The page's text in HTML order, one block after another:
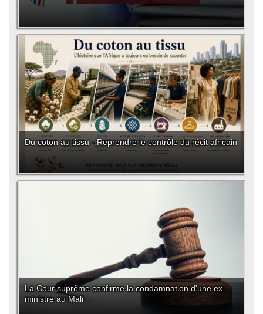
Du coton au tissu - Reprendre le contrôle du récit africain
La Cour suprême confirme la condamnation d'une ex-
ministre au Mali